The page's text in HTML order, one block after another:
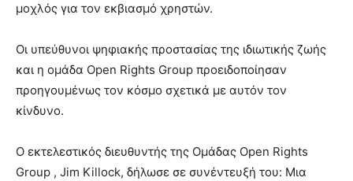
μοχλός για τον εκβιασμό χρηστών.
Οι υπεύθυνοι ψηφιακής προστασίας της ιδιωτικής ζωής
και η ομάδα Open Rights Group προειδοποίησαν
προηγουμένως τον κόσμο σχετικά με αυτόν τον
κίνδυνο.
Ο εκτελεστικός διευθυντής της Ομάδας Open Rights
Group , Jim Killock, δήλωσε σε συνέντευξή του: Μια